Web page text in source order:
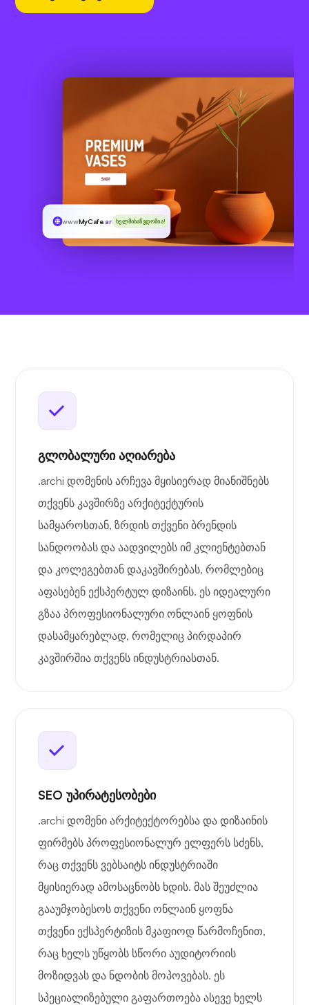
wwwMyCafe.archiხელმისაწვდომია!
გლობალური აღიარება
.archi დომენის არჩევა მყისიერად მიანიშნებს
თქვენს კავშირზე არქიტექტურის
სამყაროსთან, ზრდის თქვენი ბრენდის
სანდოობას და აადვილებს იმ კლიენტებთან
და კოლეგებთან დაკავშირებას, რომლებიც
აფასებენ ექსპერტულ დიზაინს. ეს იდეალური
გზაა პროფესიონალური ონლაინ ყოფნის
დასამყარებლად, რომელიც პირდაპირ
კავშირშია თქვენს ინდუსტრიასთან.
SEO უპირატესობები
.archi დომენი არქიტექტორებსა და დიზაინის
ფირმებს პროფესიონალურ ელფერს სძენს,
რაც თქვენს ვებსაიტს ინდუსტრიაში
მყისიერად ამოსაცნობს ხდის. მას შეუძლია
გააუმჯობესოს თქვენი ონლაინ ყოფნა
თქვენი ექსპერტიზის მკაფიოდ წარმოჩენით,
რაც ხელს უწყობს სწორი აუდიტორიის
მოზიდვას და ნდობის მოპოვებას. ეს
სპეციალიზებული გაფართოება ასევე ხელს